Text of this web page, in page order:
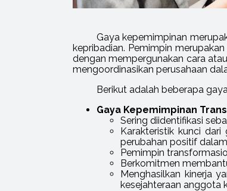
Gaya kepemimpinan
kepribadian. Pemimpin
dengan mempergunakan cara
mengoordinasikan perusahaan
Berikut adalah beberapa
Gaya Kepemimpinan
Sering diidentifikasi
Karakteristik kunci
perubahan positif
Pemimpin
Berkomitmen
Menghasilkan kinerja
kesejahteraan anggota